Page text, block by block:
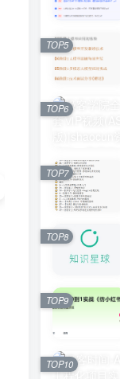
TOP5
TOP6
TOP7
TOP8
TOP9
TOP10